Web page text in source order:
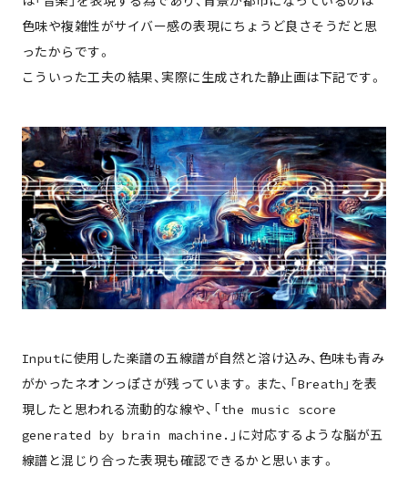
about
member
works
project
column
contact
色味や複雑性がサイバー感の表現にちょうど良さそうだと思
ったからです。
こういった工夫の結果、実際に生成された静止画は下記です。
Inputに使用した楽譜の五線譜が自然と溶け込み、色味も青み
がかったネオンっぽさが残っています。また、「Breath」を表
現したと思われる流動的な線や、「the music score
generated by brain machine.」に対応するような脳が五
線譜と混じり合った表現も確認できるかと思います。